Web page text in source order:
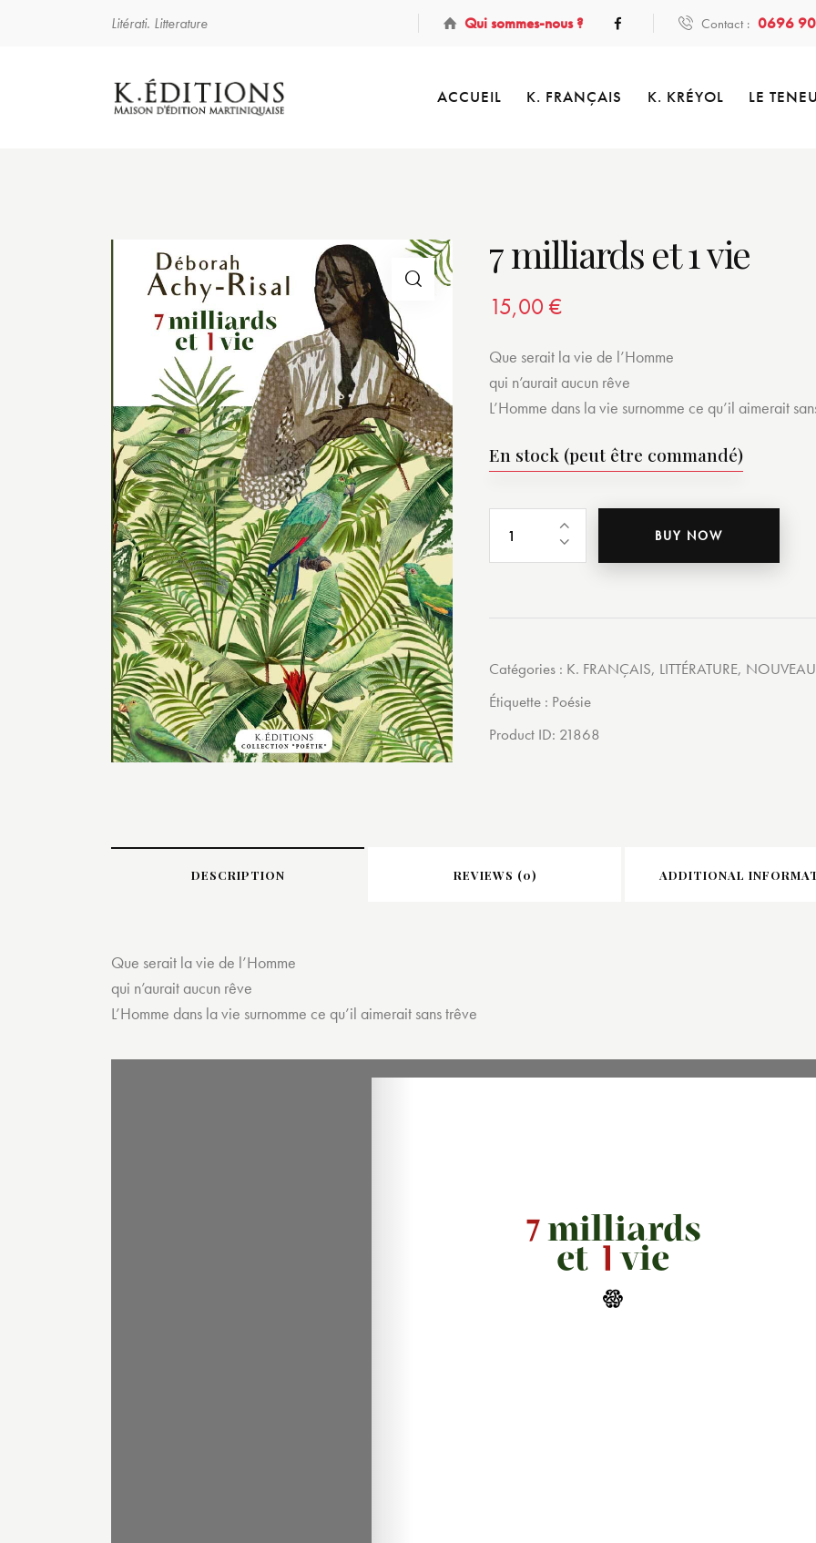
Litérati. Litterature Qui sommes-nous ? Contact : 0696
ACCUEIL K. FRANÇAIS K. KRÉYOL LE
7 milliards et 1 vie
15,00€
Que serait la vie de l’Homme
qui n’aurait aucun rêve
L’Homme dans la vie surnomme ce qu’il aimerait
En stock (peut être commandé)
BUY NOW
Catégories : K. FRANÇAIS, LITTÉRATURE,
Étiquette : Poésie
Product ID: 21868
DESCRIPTION REVIEWS (0) ADDITIONAL
Que serait la vie de l’Homme
qui n’aurait aucun rêve
L’Homme dans la vie surnomme ce qu’il aimerait sans trêve